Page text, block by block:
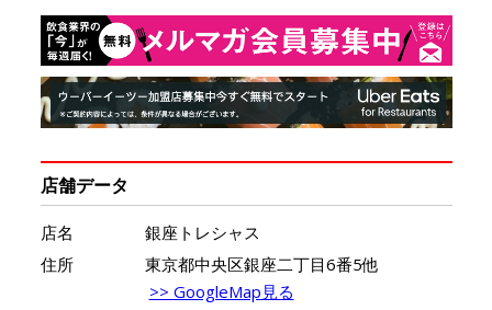
店舗データ
店名
銀座トレシャス
住所
東京都中央区銀座二丁目6番5他
>> GoogleMap見る